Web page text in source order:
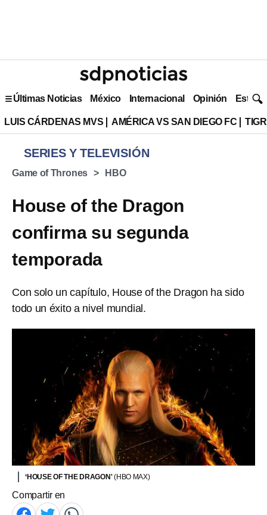
Últimas Noticias México Internacional Opinión Estilo
LUIS CÁRDENAS MVS AMÉRICA VS SAN DIEGO FC
SERIES Y TELEVISIÓN
Game of Thrones HBO
House of the Dragon
confirma su segunda
temporada
Con solo un capítulo, House of the Dragon ha sido
todo un éxito a nivel mundial.
‘HOUSE OF THE DRAGON'(HBO MAX)
Compartir en